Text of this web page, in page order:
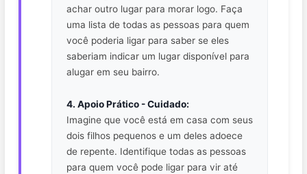
achar outro lugar para morar logo. Faça
uma lista de todas as pessoas para quem
você poderia ligar para saber se eles
saberiam indicar um lugar disponível para
alugar em seu bairro.
4. Apoio Prático - Cuidado:
Imagine que você está em casa com seus
dois filhos pequenos e um deles adoece
de repente. Identifique todas as pessoas
para quem você pode ligar para vir até